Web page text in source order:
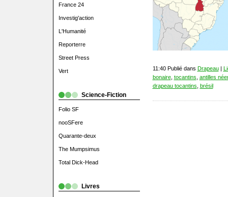
France 24
Investig'action
L'Humanité
Reporterre
Street Press
Vert
Science-Fiction
Folio SF
nooSFere
Quarante-deux
The Mumpsimus
Total Dick-Head
Livres
11:40 Publié dans Drapeau|
bonaire, tocantins antilles
drapeau tocantins brésil